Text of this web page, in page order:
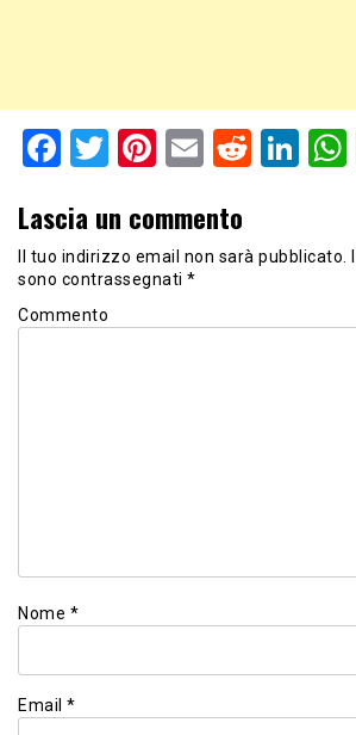
Facebook
Twitter
Pinterest
EmailReddit
Lascia un commento
Il tuo indirizzo email non sarà pubblicato.
sono contrassegnati *
Commento
Nome *
Email *